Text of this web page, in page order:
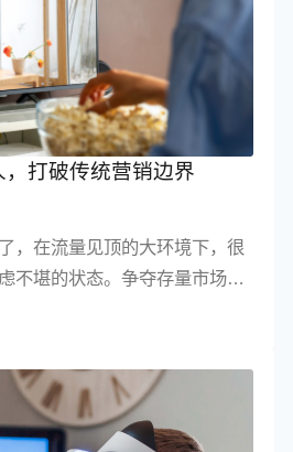
打破传统营销边界
，在流量见顶的大环境下，很
不堪的状态。争夺存量市场，